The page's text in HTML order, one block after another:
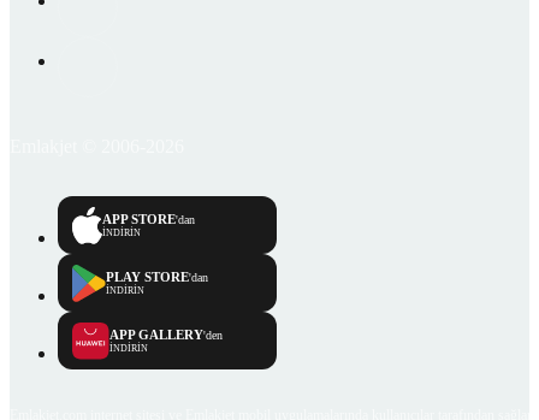
APP STORE'dan
İNDİRİN
PLAY STORE'dan
İNDİRİN
APP GALLERY'den
İNDİRİN